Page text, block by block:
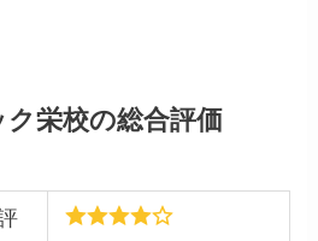
栄校の総合評価